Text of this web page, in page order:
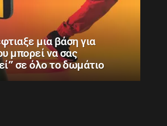
μια βάση για
μπορεί να σας
σε όλο το δωμάτιο